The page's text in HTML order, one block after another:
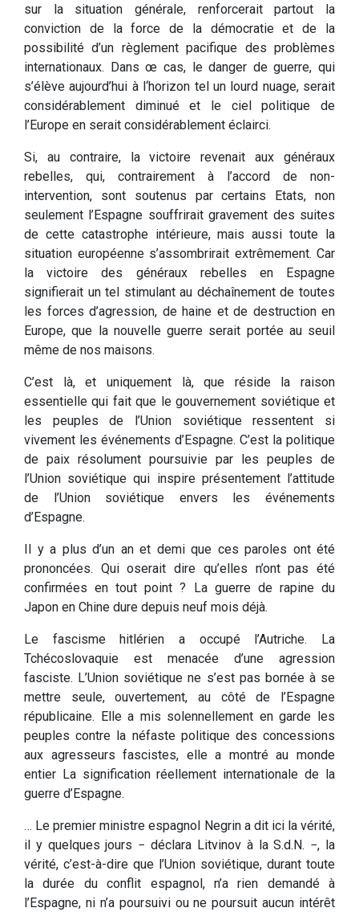
sur la situation générale, renforcerait partout la
conviction de la force de la démocratie et de la
possibilité d’un règlement pacifique des problèmes
internationaux. Dans œ cas, le danger de guerre, qui
s’élève aujourd’hui à l‘horizon tel un lourd nuage, serait
considérablement diminué et le ciel politique de
l’Europe en serait considérablement éclairci.
Si, au contraire, la victoire revenait aux généraux
rebelles, qui, contrairement à l’accord de non-
intervention, sont soutenus par certains Etats, non
seulement l’Espagne souffrirait gravement des suites
de cette catastrophe intérieure, mais aussi toute la
situation européenne s’assombrirait extrêmement. Car
la victoire des généraux rebelles en Espagne
signifierait un tel stimulant au déchaînement de toutes
les forces d’agression, de haine et de destruction en
Europe, que la nouvelle guerre serait portée au seuil
même de nos maisons.
C’est là, et uniquement là, que réside la raison
essentielle qui fait que le gouvernement soviétique et
les peuples de l’Union soviétique ressentent si
vivement les événements d’Espagne. C’est la politique
de paix résolument poursuivie par les peuples de
l’Union soviétique qui inspire présentement l’attitude
de l’Union soviétique envers les événements
d’Espagne.
Il y a plus d’un an et demi que ces paroles ont été
prononcées. Qui oserait dire qu’elles n’ont pas été
confirmées en tout point ? La guerre de rapine du
Japon en Chine dure depuis neuf mois déjà.
Le fascisme hitlérien a occupé l’Autriche. La
Tchécoslovaquie est menacée d’une agression
fasciste. L’Union soviétique ne s’est pas bornée à se
mettre seule, ouvertement, au côté de l’Espagne
républicaine. Elle a mis solennellement en garde les
peuples contre la néfaste politique des concessions
aux agresseurs fascistes, elle a montré au monde
entier La signification réellement internationale de la
guerre d’Espagne.
… Le premier ministre espagnol Negrin a dit ici la vérité,
il y quelques jours − déclara Litvinov à la S.d.N. −, la
vérité, c’est-à-dire que l’Union soviétique, durant toute
la durée du conflit espagnol, n’a rien demandé à
l’Espagne, ni n’a poursuivi ou ne poursuit aucun intérêt